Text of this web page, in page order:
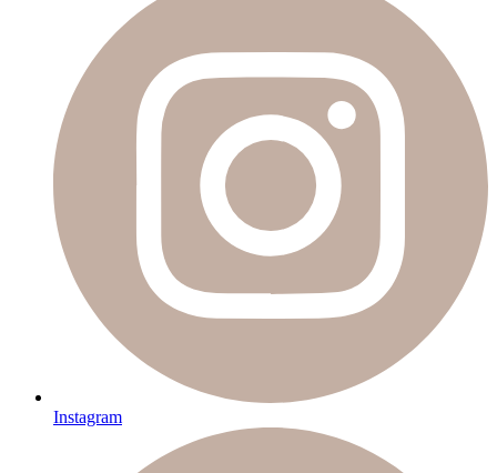
Instagram